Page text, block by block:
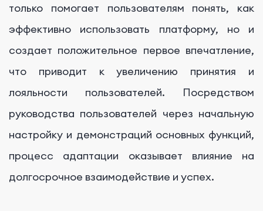
только помогает пользователям понять, как
эффективно использовать платформу, но и
создает положительное первое впечатление,
что приводит к увеличению принятия и
лояльности пользователей. Посредством
руководства пользователей через начальную
настройку и демонстраций основных функций,
процесс адаптации оказывает влияние на
долгосрочное взаимодействие и успех.